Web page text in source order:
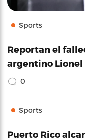
Sports
Reportan el
argentino Lionel
0
Sports
Puerto Rico